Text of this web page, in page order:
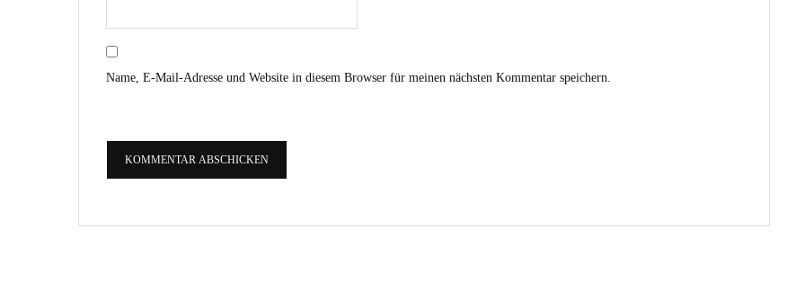
Name, E-Mail-Adresse und Website in diesem Browser für meinen nächsten Kommentar speichern.